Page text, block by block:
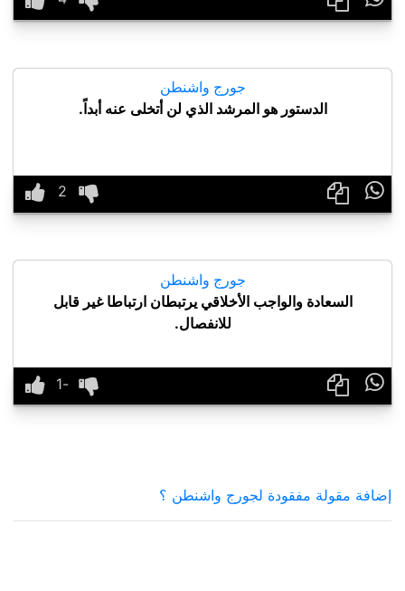
جورج واشنطن
الدستور هو المرشد الذي لن أتخلى عنه أبداً.

جورج واشنطن
السعادة والواجب الأخلاقي يرتبطان ارتباطا غير قابل
للانفصال.

إضافة مقولة مفقودة لجورج واشنطن ؟